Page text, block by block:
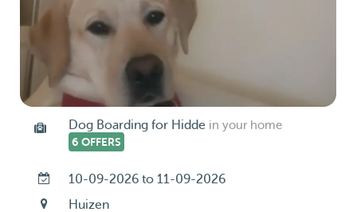
Dog Boarding for Hidde in your home
6 OFFERS
10-09-2026 to 11-09-2026
Huizen